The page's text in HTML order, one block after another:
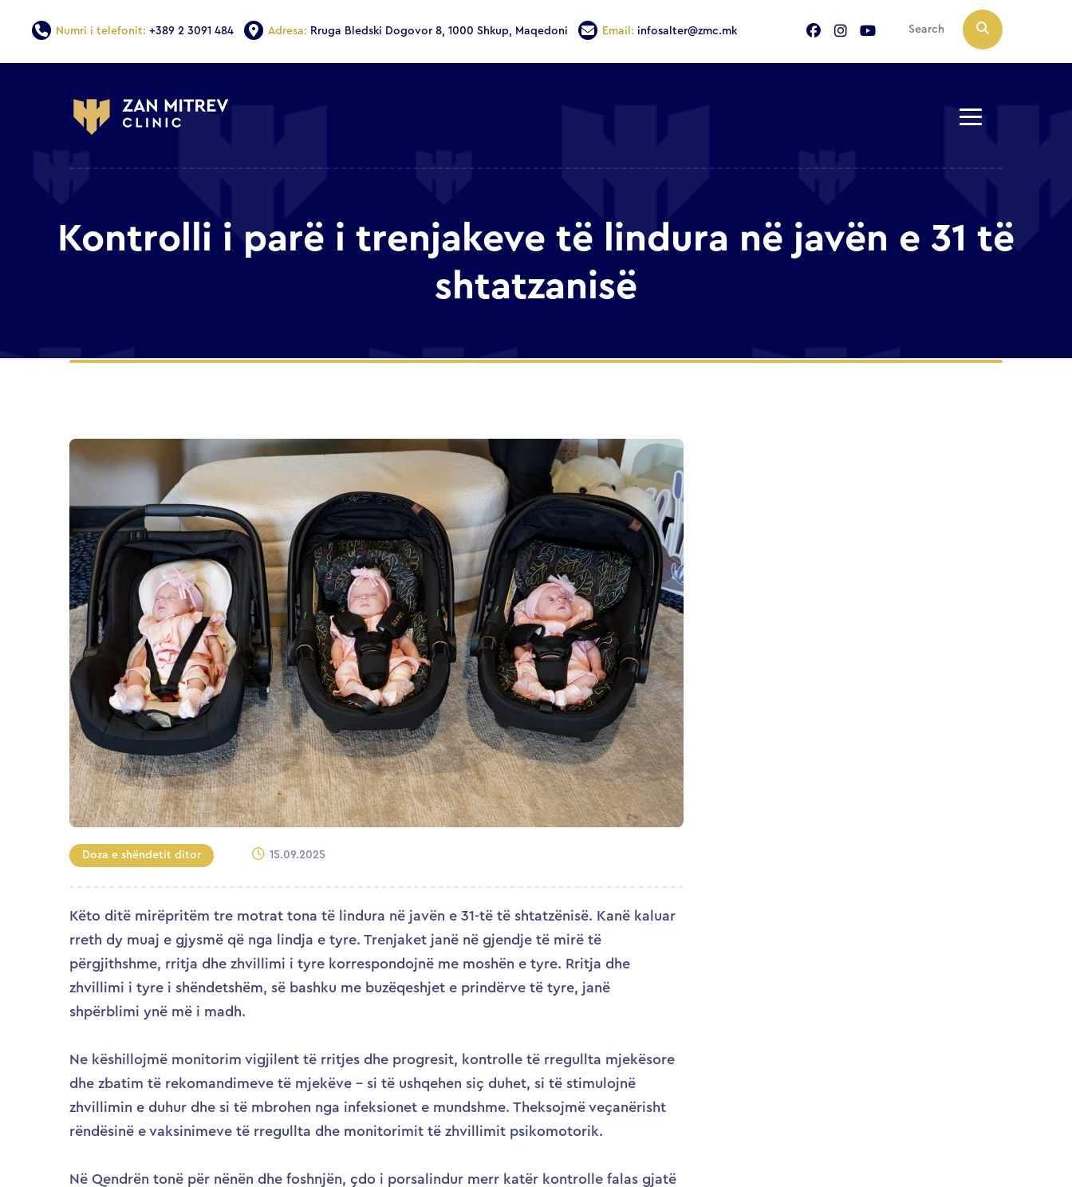
Numri i telefonit: +389 2 3091 484 Adresa: Rruga Bledski Dogovor 8, 1000 Shkup, Maqedoni Email: infosalter@zmc.mk
Kontrolli i parë i trenjakeve të lindura në javën e 31 të
shtatzanisë
Doza e shëndetit ditor 15.09.2025
Këto ditë mirëpritëm tre motrat tona të lindura në javën e 31-të të shtatzënisë. Kanë kaluar
rreth dy muaj e gjysmë që nga lindja e tyre. Trenjaket janë në gjendje të mirë të
përgjithshme, rritja dhe zhvillimi i tyre korrespondojnë me moshën e tyre. Rritja dhe
zhvillimi i tyre i shëndetshëm, së bashku me buzëqeshjet e prindërve të tyre, janë
shpërblimi ynë më i madh.
Ne këshillojmë monitorim vigjilent të rritjes dhe progresit, kontrolle të rregullta mjekësore
dhe zbatim të rekomandimeve të mjekëve – si të ushqehen siç duhet, si të stimulojnë
zhvillimin e duhur dhe si të mbrohen nga infeksionet e mundshme. Theksojmë veçanërisht
rëndësinë e vaksinimeve të rregullta dhe monitorimit të zhvillimit psikomotorik.
Në Qendrën tonë për nënën dhe foshnjën, çdo i porsalindur merr katër kontrolle falas gjatë